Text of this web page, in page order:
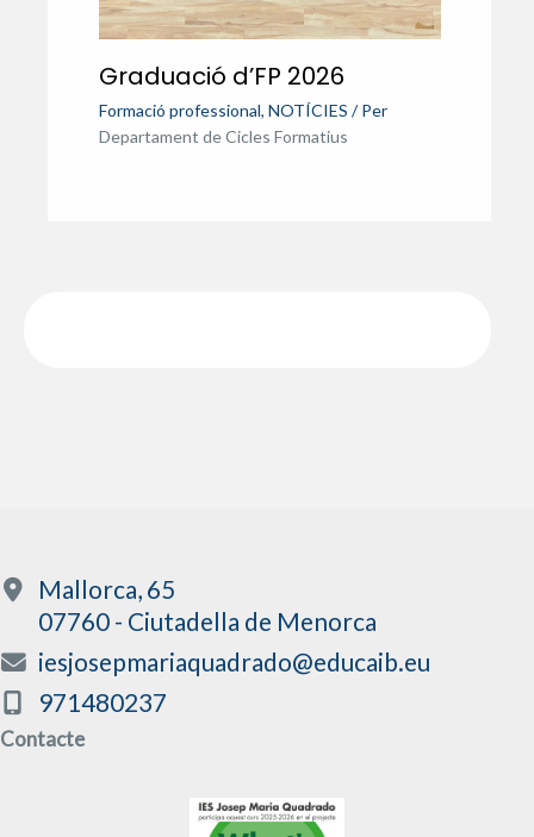
Graduació d’FP 2026
Formació professional, NOTÍCIES / Per
Departament de Cicles Formatius
Mallorca, 65
07760 - Ciutadella de Menorca
iesjosepmariaquadrado@educaib.eu
971480237
Contacte